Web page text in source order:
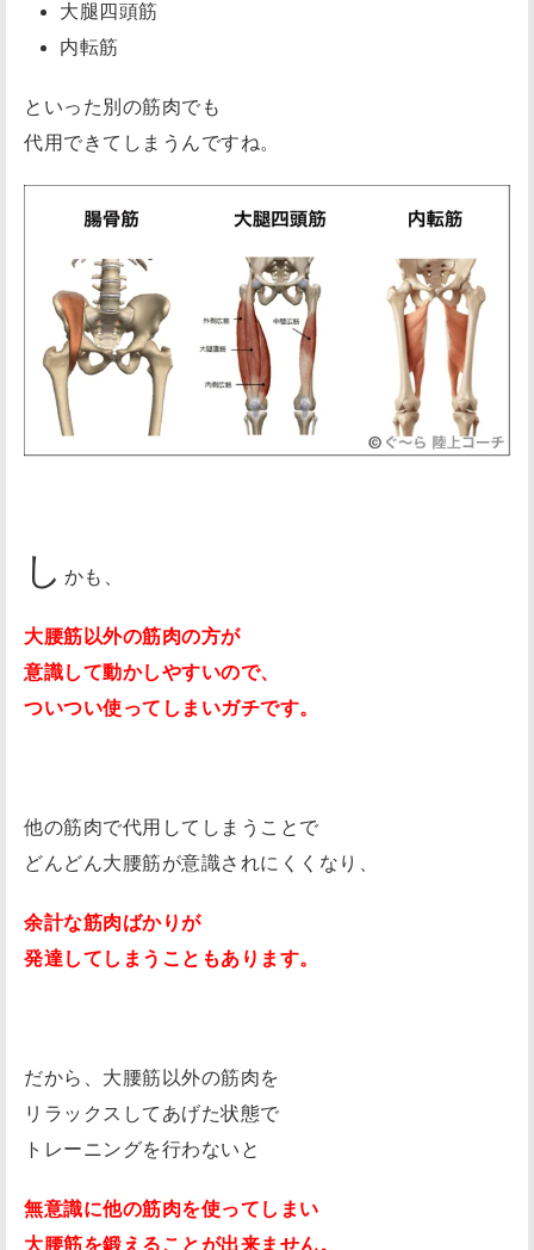
大腿四頭筋
内転筋
といった別の筋肉でも
代用できてしまうんですね。
し かも、
大腰筋以外の筋肉の方が
意識して動かしやすいので、
ついつい使ってしまいガチです。
他の筋肉で代用してしまうことで
どんどん大腰筋が意識されにくくなり、
余計な筋肉ばかりが
発達してしまうこともあります。
だから、大腰筋以外の筋肉を
リラックスしてあげた状態で
トレーニングを行わないと
無意識に他の筋肉を使ってしまい
大腰筋を鍛えることが出来ません。